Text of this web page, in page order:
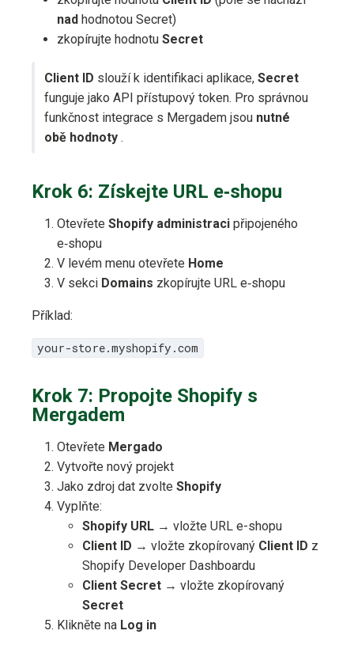
nad hodnotou Secret)
zkopírujte hodnotu Secret
Client ID slouží k identifikaci aplikace, Secret
funguje jako API přístupový token. Pro správnou
funkčnost integrace s Mergadem jsou nutné
obě hodnoty .
Krok 6: Získejte URL e‑shopu
Otevřete Shopify administraci připojeného
e‑shopu
V levém menu otevřete Home
V sekci Domains zkopírujte URL e‑shopu
Příklad:
your-store.myshopify.com
Krok 7: Propojte Shopify s
Mergadem
Otevřete Mergado
Vytvořte nový projekt
Jako zdroj dat zvolte Shopify
Vyplňte:
Shopify URL → vložte URL e-shopu
Client ID → vložte zkopírovaný Client ID z
Shopify Developer Dashboardu
Client Secret → vložte zkopírovaný
Secret
Klikněte na Log in